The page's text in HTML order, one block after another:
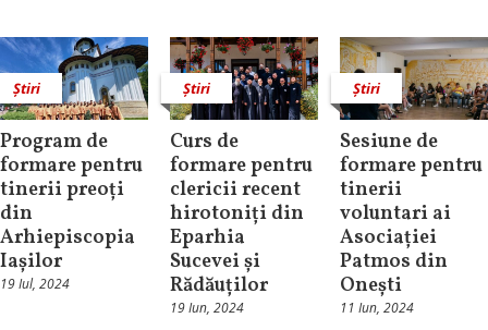
Știri
Program de
formare pentru
tinerii preoți
din
Arhiepiscopia
Iașilor
19 Iul, 2024
Știri
Curs de
formare pentru
clericii recent
hirotoniți din
Eparhia
Sucevei și
Rădăuților
19 Iun, 2024
Știri
Sesiune de
formare pentru
tinerii
voluntari ai
Asociației
Patmos din
Onești
11 Iun, 2024